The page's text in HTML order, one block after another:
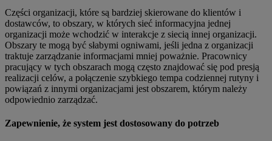
Części organizacji, które są bardziej skierowane do klientów i
dostawców, to obszary, w których sieć informacyjna jednej
organizacji może wchodzić w interakcje z siecią innej organizacji.
Obszary te mogą być słabymi ogniwami, jeśli jedna z organizacji
traktuje zarządzanie informacjami mniej poważnie. Pracownicy
pracujący w tych obszarach mogą często znajdować się pod presją
realizacji celów, a połączenie szybkiego tempa codziennej rutyny i
powiązań z innymi organizacjami jest obszarem, którym należy
odpowiednio zarządzać.
Zapewnienie, że system jest dostosowany do potrzeb